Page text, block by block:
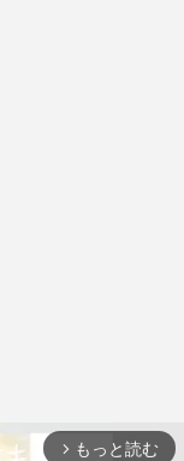
arrow_forward_ios もっと読む